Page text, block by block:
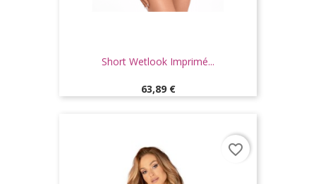
Short Wetlook Imprimé...
Prix
63,89 €
favorite_border